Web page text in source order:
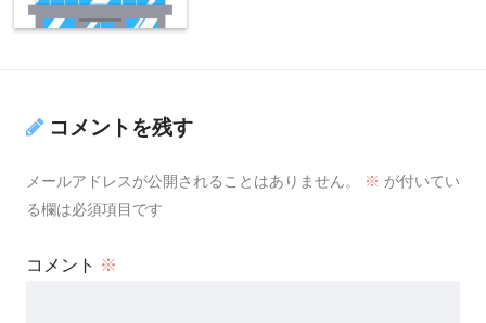
コメントを残す
メールアドレスが公開されることはありません。 ※ が付いてい
る欄は必須項目です
コメント ※